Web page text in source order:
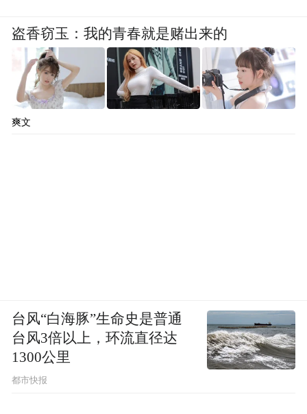
盗香窃玉：我的青春就是赌出来的
爽文
台风“白海豚”生命史是普通
台风3倍以上，环流直径达
1300公里
都市快报